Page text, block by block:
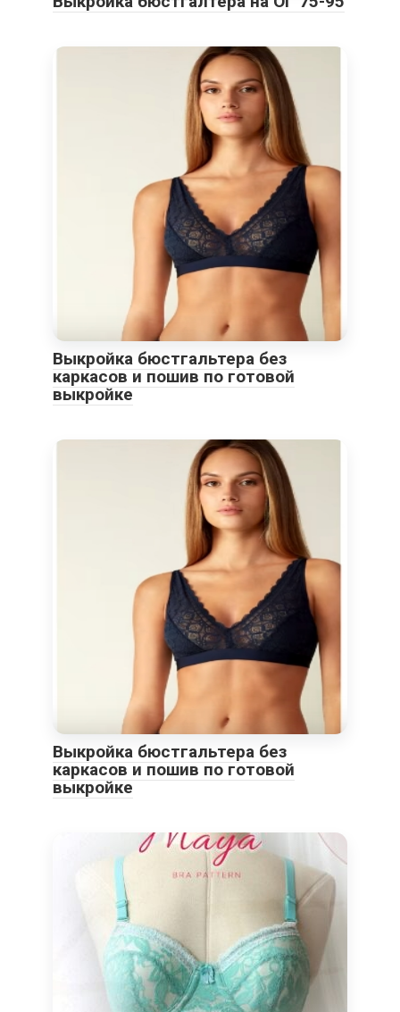
Выкройка бюстгальтера без
каркасов и пошив по готовой
выкройке
Выкройка бюстгальтера без
каркасов и пошив по готовой
выкройке